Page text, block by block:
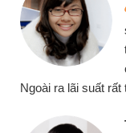
cho vay tiền online
dễ hiểu.Tôi rất
giải ngân nhanh
hiện Online.
Tài xế